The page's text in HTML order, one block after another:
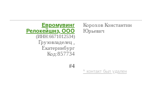
Евромувинг
Релокейшнз, ООО
(ИНН:6671012534)
Грузовладелец ,
Екатеринбург
Код:857734
#4
Корохов Константин
Юрьевич
* контакт был удален